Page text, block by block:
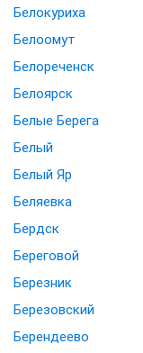
Белокуриха
Белоомут
Белореченск
Белоярск
Белые Берега
Белый
Белый Яр
Беляевка
Бердск
Береговой
Березник
Березовский
Берендеево